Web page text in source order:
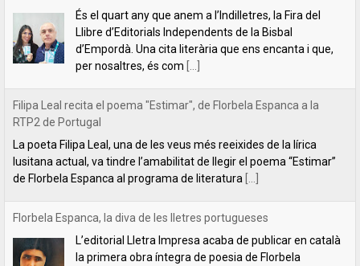
La poeta Filipa Leal, una de les veus més reeixides de la lírica
lusitana actual, va tindre l’amabilitat de llegir el poema “Estimar”
de Florbela Espanca al programa de literatura[...]
Florbela Espanca, la diva de les lletres portugueses
L’editorial Lletra Impresa acaba de publicar en català
la primera obra íntegra de poesia de Florbela
Espanca. Es tracta de Bruc en flor (Charneca em flor,
en portuguès), considerat el[...]
Tabernacle, de Carles Mulet
Una de les coses boniques del mes de setembre és
anunciar les novetats que hem anat preparant al llarg
de l'estiu. La primera és aquest tríptic poètic de Carles